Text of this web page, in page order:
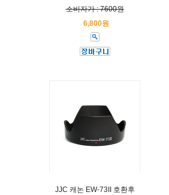
소비자가 : 7600원
6,800원
JJC 캐논 EW-73II 호환후